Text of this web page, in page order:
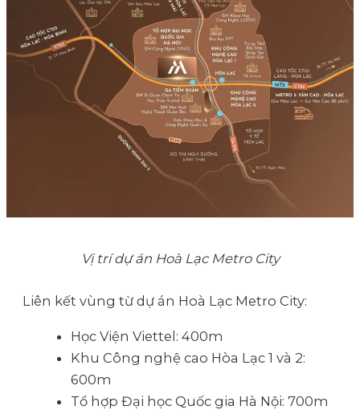
Vị trí dự án Hoà Lạc Metro City
Liên kết vùng từ dự án Hoà Lạc Metro City:
Học Viện Viettel: 400m
Khu Công nghệ cao Hòa Lạc 1 và 2:
600m
Tổ hợp Đại học Quốc gia Hà Nội: 700m